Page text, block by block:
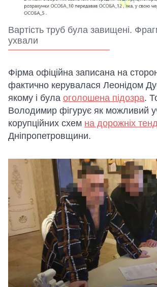
Вартість труб була завищені.
ухвали
Фірма офіційна записана на
фактично керувалася Леонідом
якому і була оголошена підозра.
Володимир фігурує як можливий
корупційних схем на дорожніх
Дніпропетровщини.